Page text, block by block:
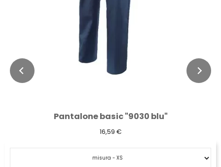
Pantalone basic "9030 blu"
16,59 €